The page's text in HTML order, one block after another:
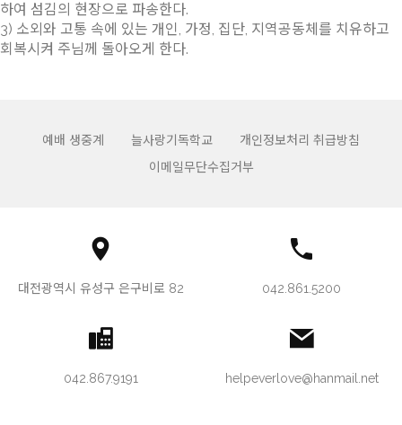
하여 섬김의 현장으로 파송한다.
3) 소외와 고통 속에 있는 개인, 가정, 집단, 지역공동체를 치유하고
회복시켜 주님께 돌아오게 한다.
예배 생중계 늘사랑기독학교
개인정보처리 취급방침
이메일무단수집거부
대전광역시 유성구 은구비로 82 042.861.5200
042.867.9191 helpeverlove@hanmail.net